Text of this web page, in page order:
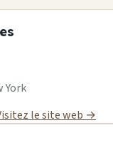
York
le site web →